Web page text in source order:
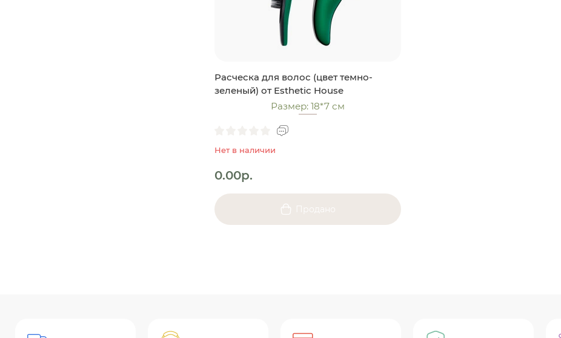
Расческа для волос (цвет темно-
зеленый) от Esthetic House
Размер: 18*7 см
Нет в наличии
0.00р.
Продано